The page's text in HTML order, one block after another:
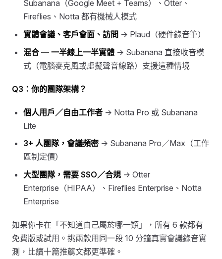
Subanana（Google Meet + Teams）、Otter、
Fireflies、Notta 都有機械人模式
實體會議、客戶會面、訪問 → Plaud（硬件錄音筆）
混合 — 一半線上一半實體 → Subanana 直接收音模
式（電腦麥克風或虛擬聲音線路）支援這種情境
Q3：你的團隊架構？
個人用戶／自由工作者 → Notta Pro 或 Subanana
Lite
3+ 人團隊，會議頻密 → Subanana Pro／Max（工作
區制定價）
大型團隊，需要 SSO／合規 → Otter
Enterprise（HIPAA）、Fireflies Enterprise、Notta
Enterprise
如果你卡在「不知道自己屬於哪一類」，所有 6 款都有
免費版或試用。挑兩款用同一段 10 分鐘真實會議錄音實
測，比讀十篇推薦文都更準確。